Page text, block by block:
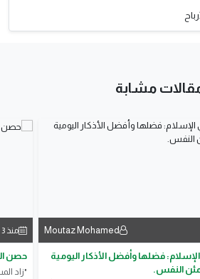
مشابة
Moutaz Mohamed
الإسلام: فضلها وأفضل الأذكار اليومية
النفس.
منذ 3 أسابيع
حصن
"زاد